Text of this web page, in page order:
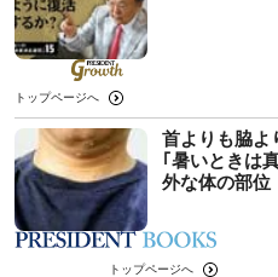
トップページへ
首よりも脇
｢暑いときは
外な体の部位
トップページへ